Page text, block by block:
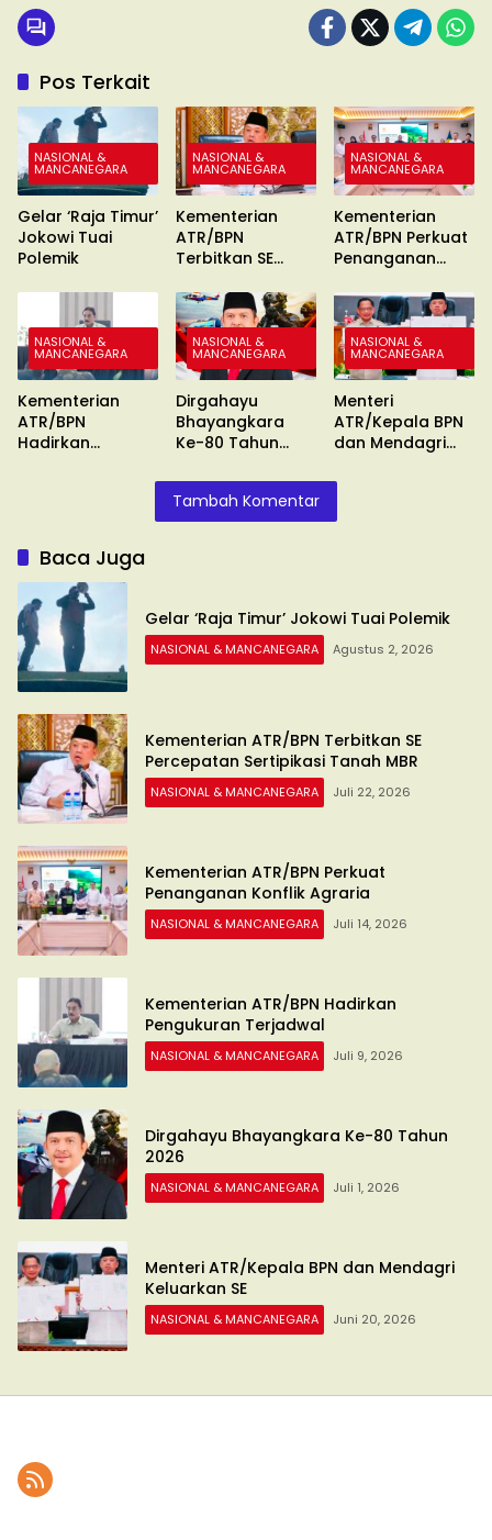
Pos Terkait
NASIONAL &
MANCANEGARA
Gelar ‘Raja Timur’
Jokowi Tuai
Polemik
NASIONAL &
MANCANEGARA
Kementerian
ATR/BPN
Terbitkan SE
Sertipikasi Tanah
MBR
NASIONAL &
MANCANEGARA
Kementerian
ATR/BPN Perkuat
Penanganan
NASIONAL &
MANCANEGARA
Kementerian
ATR/BPN
Hadirkan
NASIONAL &
MANCANEGARA
Dirgahayu
Bhayangkara
Ke-80 Tahun
NASIONAL &
MANCANEGARA
Menteri
ATR/Kepala BPN
dan Mendagri
Tambah Komentar
Baca Juga
Gelar ‘Raja Timur’ Jokowi Tuai Polemik
NASIONAL & MANCANEGARA Agustus 2, 2026
Kementerian ATR/BPN Terbitkan SE
Percepatan Sertipikasi Tanah MBR
NASIONAL & MANCANEGARA Juli 22, 2026
Kementerian ATR/BPN Perkuat
Penanganan Konflik Agraria
NASIONAL & MANCANEGARA Juli 14, 2026
Kementerian ATR/BPN Hadirkan
Pengukuran Terjadwal
NASIONAL & MANCANEGARA Juli 9, 2026
Dirgahayu Bhayangkara Ke-80 Tahun
2026
NASIONAL & MANCANEGARA Juli 1, 2026
Menteri ATR/Kepala BPN dan Mendagri
Keluarkan SE
NASIONAL & MANCANEGARA Juni 20, 2026